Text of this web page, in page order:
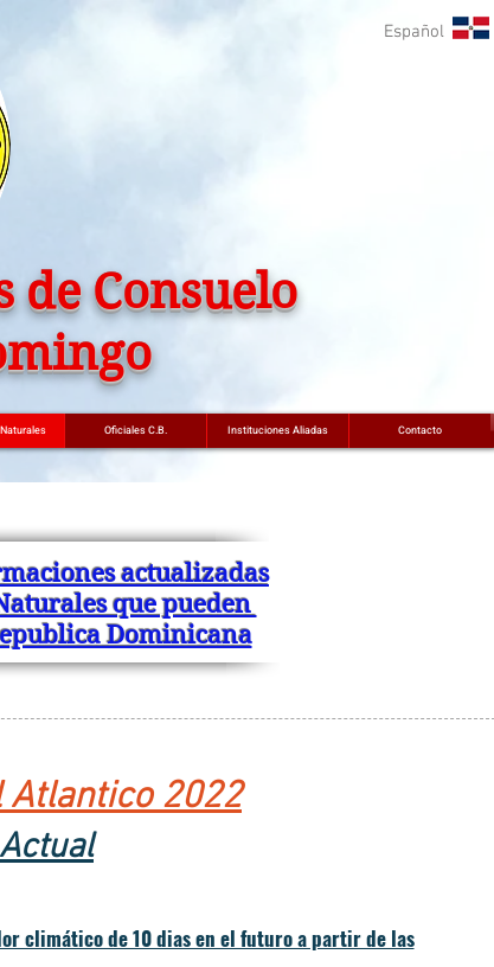
Español
de Consuelo
Oficiales C.B. Instituciones Aliadas Contacto
Atlantico 2022
climático de 10 dias en el futuro a partir de las
actualizadas
que pueden
Dominicana